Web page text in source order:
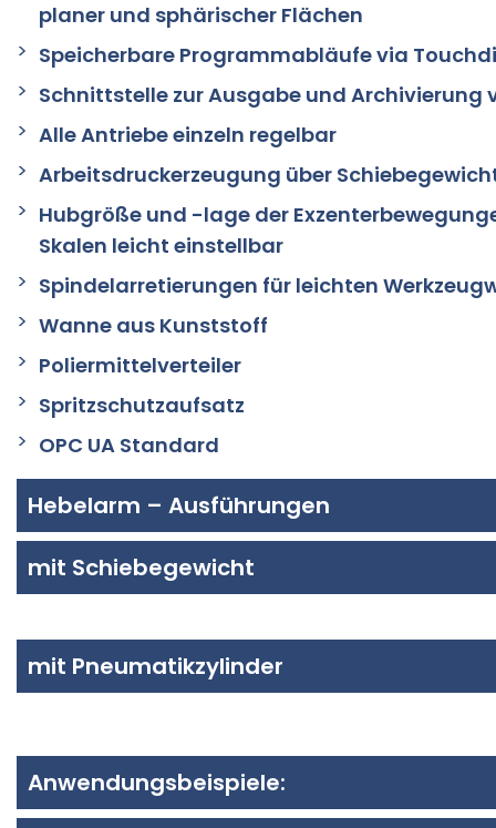
planer und sphärischer Flächen
Speicherbare Programmabläufe via
Schnittstelle zur Ausgabe und Archivierung
Alle Antriebe einzeln regelbar
Arbeitsdruckerzeugung über
Hubgröße und -lage der
Skalen leicht einstellbar
Spindelarretierungen für leichten
Wanne aus Kunststoff
Poliermittelverteiler
Spritzschutzaufsatz
OPC UA Standard
Hebelarm – Ausführungen
mit Schiebegewicht
mit Pneumatikzylinder
Anwendungsbeispiele: